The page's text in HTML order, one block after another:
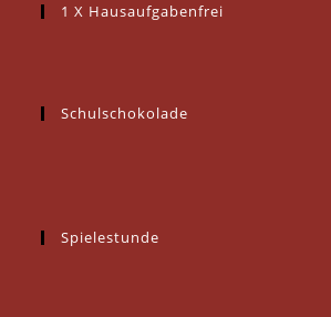
1 X Hausaufgabenfrei
Schulschokolade
Spielestunde